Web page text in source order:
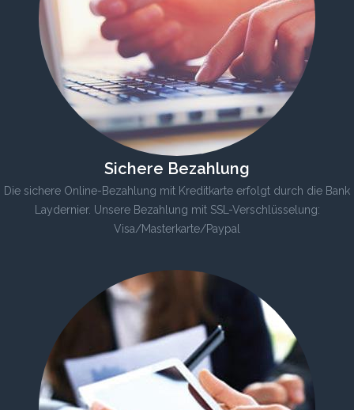
Sichere Bezahlung
Die sichere Online-Bezahlung mit Kreditkarte erfolgt durch die Bank
Laydernier. Unsere Bezahlung mit SSL-Verschlüsselung:
Visa/Masterkarte/Paypal